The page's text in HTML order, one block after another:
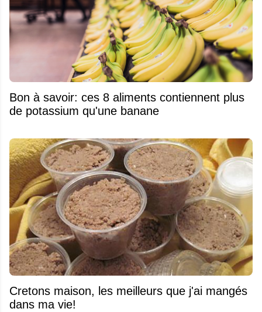
Bon à savoir: ces 8 aliments contiennent plus
de potassium qu'une banane
Cretons maison, les meilleurs que j'ai mangés
dans ma vie!